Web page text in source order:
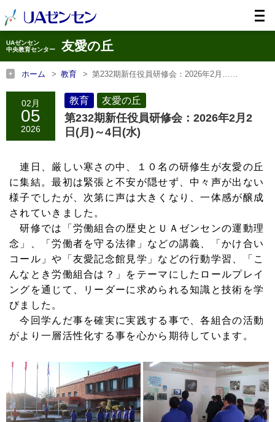
UAゼンセン
中央教育センター
友愛の丘
ホーム 教育
第232期新任役員研修会：2026年2月……
02月
05
2026
教育 友愛の丘
第232期新任役員研修会：2026年2月2
日(月)～4日(水)
連日、厳しい寒さの中、１０名の研修生が友愛の丘
に集結。最初は緊張と不安が隠せず、中々声が出ない
様子でしたが、次第に声は大きくなり、一体感が醸成
されていきました。
研修では「労働組合の歴史とＵＡゼンセンの運動理
念」、「労働者を守る法律」などの講義、「かけ合い
コール」や「友愛記念館見学」などの行動学習、「こ
んなとき労働組合は？」をテーマにしたロールプレイ
ングを通じて、リーダーに求められる知識と技術を学
びました。
今回学んだ事を確実に実践する事で、各組合の活動
がより一層活性化する事を心から期待しています。